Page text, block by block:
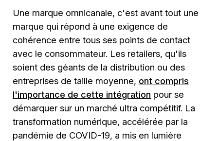
Une marque omnicanale, c'est avant tout une
marque qui répond à une exigence de
cohérence entre tous ses points de contact
avec le consommateur. Les retailers, qu'ils
soient des géants de la distribution ou des
entreprises de taille moyenne, ont compris
l'importance de cette intégration pour se
démarquer sur un marché ultra compétitif. La
transformation numérique, accélérée par la
pandémie de COVID-19, a mis en lumière